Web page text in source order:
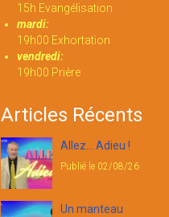
15h Evangélisation
mardi:
19h00 Exhortation
vendredi:
19h00 Prière
Articles Récents
Allez... Adieu !
Publié le 02/08/26
Un manteau